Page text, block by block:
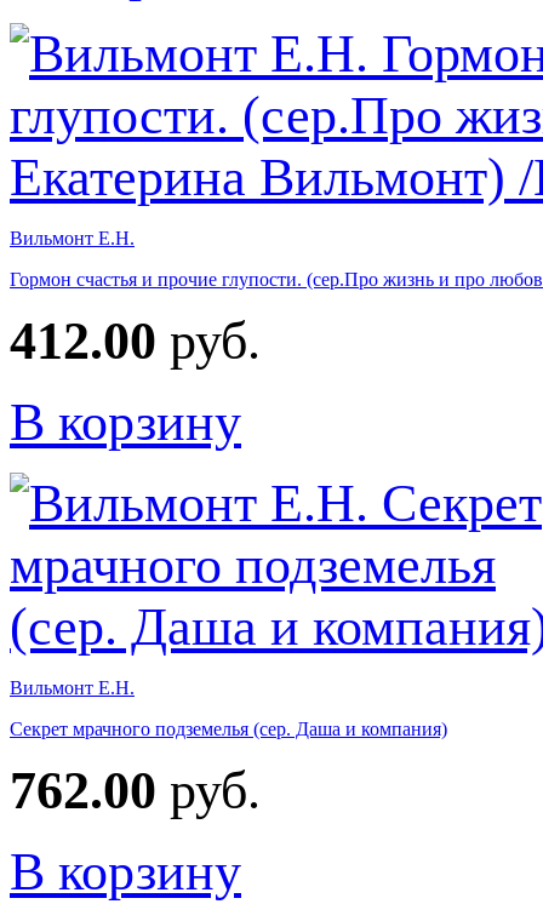
Вильмонт Е.Н.
Гормон счастья и прочие глупости. (сер.Про жизнь и про
412.00 руб.
В корзину
Вильмонт Е.Н.
Секрет мрачного подземелья (сер. Даша и компания)
762.00 руб.
В корзину